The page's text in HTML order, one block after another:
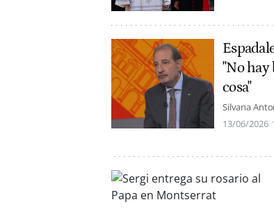
"No hay
cosa"
Silvana
13/06/2026